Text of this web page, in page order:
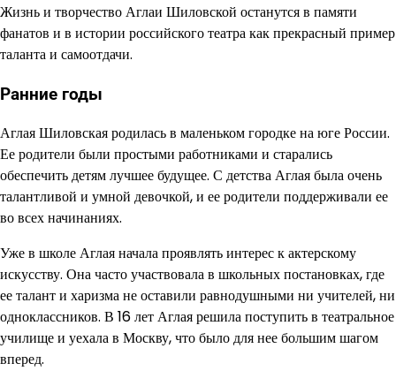
Жизнь и творчество Аглаи Шиловской останутся в памяти
фанатов и в истории российского театра как прекрасный пример
таланта и самоотдачи.
Ранние годы
Аглая Шиловская родилась в маленьком городке на юге России.
Ее родители были простыми работниками и старались
обеспечить детям лучшее будущее. С детства Аглая была очень
талантливой и умной девочкой, и ее родители поддерживали ее
во всех начинаниях.
Уже в школе Аглая начала проявлять интерес к актерскому
искусству. Она часто участвовала в школьных постановках, где
ее талант и харизма не оставили равнодушными ни учителей, ни
одноклассников. В 16 лет Аглая решила поступить в театральное
училище и уехала в Москву, что было для нее большим шагом
вперед.